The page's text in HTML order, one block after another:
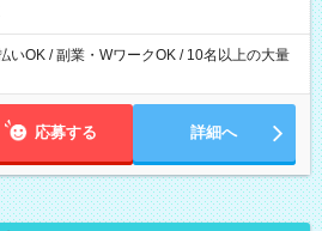
いOK / 副業・WワークOK / 10名以上の大量
応募する 詳細へ